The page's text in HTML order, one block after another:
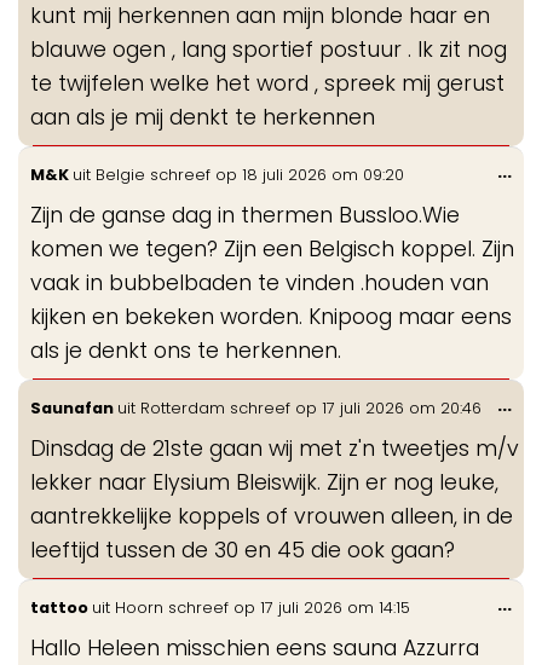
kunt mij herkennen aan mijn blonde haar en
blauwe ogen , lang sportief postuur . Ik zit nog
te twijfelen welke het word , spreek mij gerust
aan als je mij denkt te herkennen
M&K uit Belgie schreef op 18 juli 2026 om 09:20
Zijn de ganse dag in thermen Bussloo.Wie
komen we tegen? Zijn een Belgisch koppel. Zijn
vaak in bubbelbaden te vinden .houden van
kijken en bekeken worden. Knipoog maar eens
als je denkt ons te herkennen.
...
Saunafan uit Rotterdam schreef op 17 juli 2026 om 20:46
Dinsdag de 21ste gaan wij met z'n tweetjes m/v
lekker naar Elysium Bleiswijk. Zijn er nog leuke,
aantrekkelijke koppels of vrouwen alleen, in de
leeftijd tussen de 30 en 45 die ook gaan?
...
tattoo uit Hoorn schreef op 17 juli 2026 om 14:15
Hallo Heleen misschien eens sauna Azzurra
...